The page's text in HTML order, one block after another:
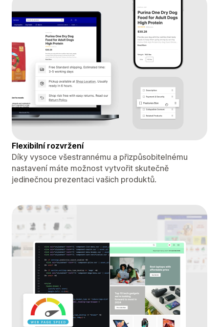
Flexibilní rozvržení
Díky vysoce všestrannému a přizpůsobitelnému
nastavení máte možnost vytvořit skutečně
jedinečnou prezentaci vašich produktů.